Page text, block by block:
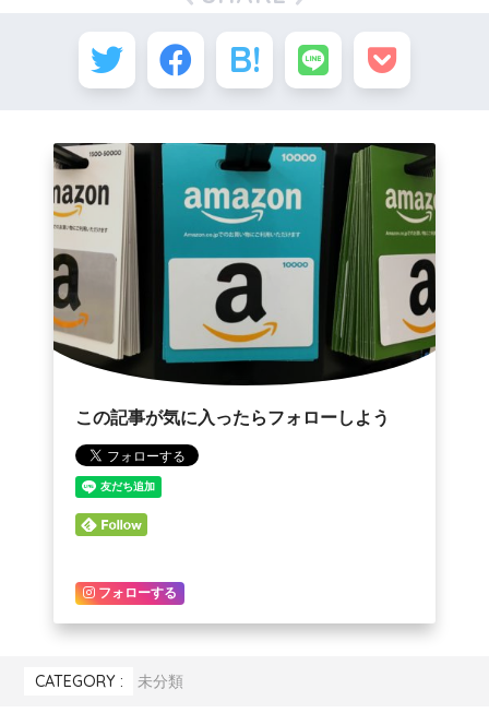
この記事が気に入ったらフォローしよう
フォローする
CATEGORY : 未分類